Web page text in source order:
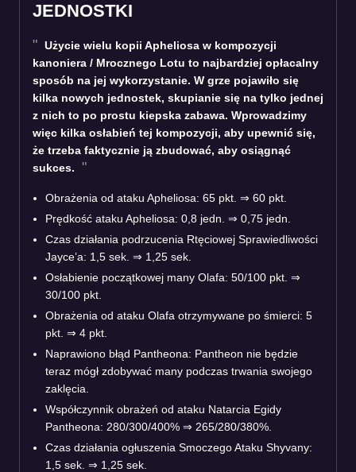
JEDNOSTKI
Użycie wielu kopii Apheliosa w kompozycji
kanoniera / Mrocznego Lotu to najbardziej opłacalny
sposób na jej wykorzystanie. W grze pojawiło się
kilka nowych jednostek, skupianie się na tylko jednej
z nich to po prostu kiepska zabawa. Wprowadzimy
więc kilka osłabień tej kompozycji, aby upewnić się,
że trzeba faktycznie ją zbudować, aby osiągnąć
sukces.
Obrażenia od ataku Apheliosa: 65 pkt. ⇒ 60 pkt.
Prędkość ataku Apheliosa: 0,8 jedn. ⇒ 0,75 jedn.
Czas działania podrzucenia Rtęciowej Sprawiedliwości
Jayce’a: 1,5 sek. ⇒ 1,25 sek.
Osłabienie początkowej many Olafa: 50/100 pkt. ⇒
30/100 pkt.
Obrażenia od ataku Olafa otrzymywane po śmierci: 5
pkt. ⇒ 4 pkt.
Naprawiono błąd Pantheona: Pantheon nie będzie
teraz mógł zdobywać many podczas trwania swojego
zaklęcia.
Współczynnik obrażeń od ataku Natarcia Egidy
Pantheona: 280/300/400% ⇒ 265/280/380%.
Czas działania ogłuszenia Smoczego Ataku Shyvany:
1,5 sek. ⇒ 1,25 sek.